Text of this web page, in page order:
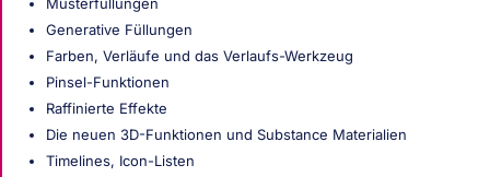
Generative Füllungen
Farben, Verläufe und das Verlaufs-Werkzeug
Pinsel-Funktionen
Raffinierte Effekte
Die neuen 3D-Funktionen und Substance Materialien
Timelines, Icon-Listen